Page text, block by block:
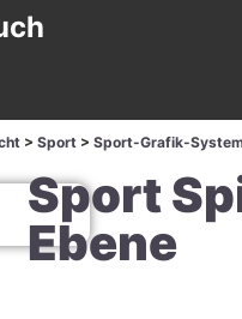
> Sport > Sport-Grafik-
Sport
Ebene